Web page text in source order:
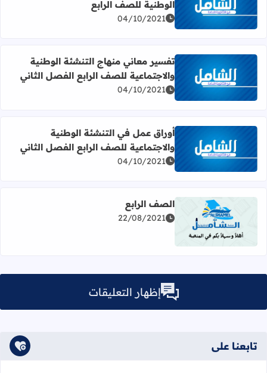
اقرأ المزيد عن مادة إثرائية للمتفوقين في التنشئة الوطنية
الوطنية للصف الرابع
04/10/2021
اقرأ المزيد عن تفسير معاني منهاج التنشئة الوطنية
تفسير معاني منهاج التنشئة الوطنية
والاجتماعية للصف الرابع الفصل الثاني
04/10/2021
اقرأ المزيد عن أوراق عمل في التنشئة الوطنية والاجتماعية
أوراق عمل في التنشئة الوطنية
والاجتماعية للصف الرابع الفصل الثاني
04/10/2021
اقرأ المزيد عن الصف الرابع
الصف الرابع
22/08/2021
إظهار التعليقات
تابعنا على